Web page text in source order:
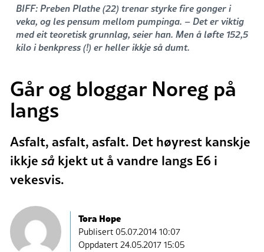
BIFF: Preben Plathe (22) trenar styrke fire gonger i
veka, og les pensum mellom pumpinga. – Det er viktig
med eit teoretisk grunnlag, seier han. Men å løfte 152,5
kilo i benkpress (!) er heller ikkje så dumt.
Går og bloggar Noreg på
langs
Asfalt, asfalt, asfalt. Det høyrest kanskje
ikkjeså kjekt ut å vandre langs E6 i
vekesvis.
Tora Hope
Publisert05.07.2014 10:07
Oppdatert 24.05.2017 15:05